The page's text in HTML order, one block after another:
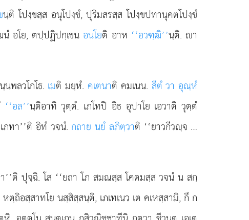
นฺติ โปงฺขสฺส อนุโปงฺขํ, ปุริมสรสฺส โปงฺขปทานุคตโปงฺขํ
อโย, ตปฺปฏิปกฺเขน อนโยติ อาห ‘‘อวฑฺฒิ’’นฺติ. า
พลวโกโธ. เมติ มยฺหํ. คเตนาติ คมเนน. สีตํ วา อุณฺหํ
‘‘อล’’นฺติอาทิ วุตฺตํ. เภโทปิ อิธ อุปาโย เอวาติวุตฺตํ
ทา’’ติ อิทํ วจนํ. กถาย นยํ ลภิตฺวาติ ‘‘ยาวกีวฺจ …
ติ ปุจฺฉิ. โส ‘‘ยถา โภ สมณสฺส โคตมสฺส วจนํ น สกฺ
ถิอสฺสาทโย นสฺสิสฺสนฺติ, เภเทเนว เต คเหสฺสามิ, กึ ก